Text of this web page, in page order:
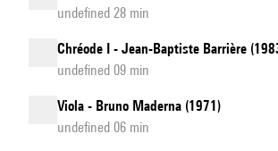
undefined 28 min
Chréode I - Jean-Baptiste Barrière
undefined 09 min
Viola - Bruno Maderna (1971)
undefined 06 min